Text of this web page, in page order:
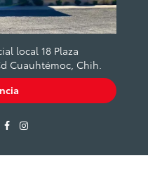
local 18 Plaza
Cuauhtémoc, Chih.